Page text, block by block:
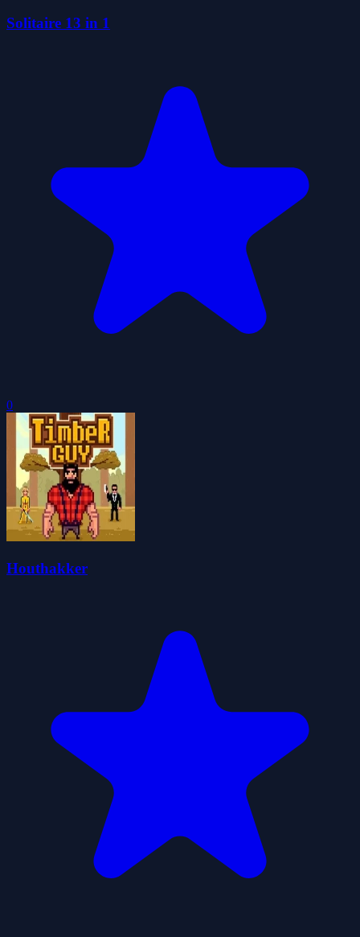
Solitaire 13 in 1
0
Houthakker